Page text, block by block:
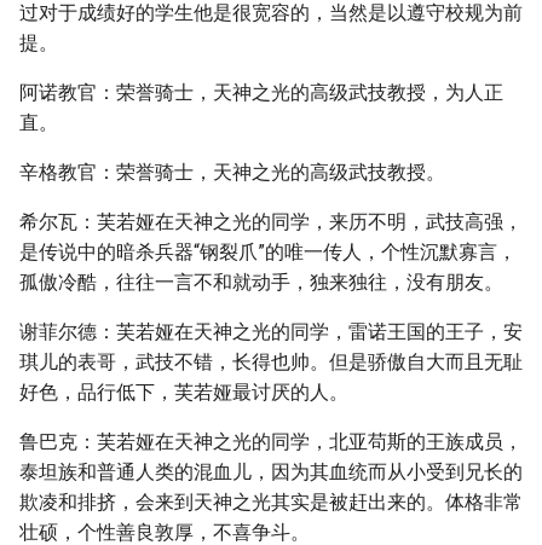
过对于成绩好的学生他是很宽容的，当然是以遵守校规为前
提。
阿诺教官：荣誉骑士，天神之光的高级武技教授，为人正
直。
辛格教官：荣誉骑士，天神之光的高级武技教授。
希尔瓦：芙若娅在天神之光的同学，来历不明，武技高强，
是传说中的暗杀兵器“钢裂爪”的唯一传人，个性沉默寡言，
孤傲冷酷，往往一言不和就动手，独来独往，没有朋友。
谢菲尔德：芙若娅在天神之光的同学，雷诺王国的王子，安
琪儿的表哥，武技不错，长得也帅。但是骄傲自大而且无耻
好色，品行低下，芙若娅最讨厌的人。
鲁巴克：芙若娅在天神之光的同学，北亚苟斯的王族成员，
泰坦族和普通人类的混血儿，因为其血统而从小受到兄长的
欺凌和排挤，会来到天神之光其实是被赶出来的。体格非常
壮硕，个性善良敦厚，不喜争斗。